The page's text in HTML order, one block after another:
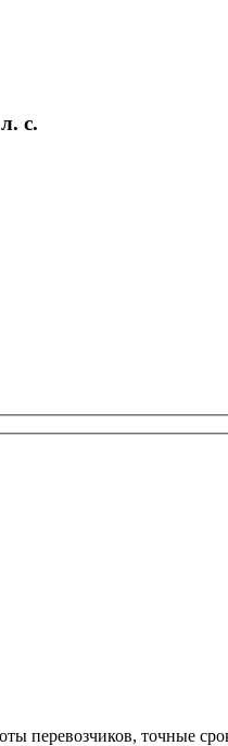
с.
перевозчиков, точные